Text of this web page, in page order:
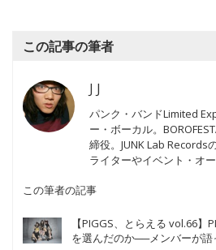
この記事の筆者
J J
パンク・バンドLimited
ー・ボーカル。
締役。JUNK Lab Records
ライターやイベント・オ
この筆者の記事
【PIGGS、とらえる vol.66】
を選んだのか──メンバーが語